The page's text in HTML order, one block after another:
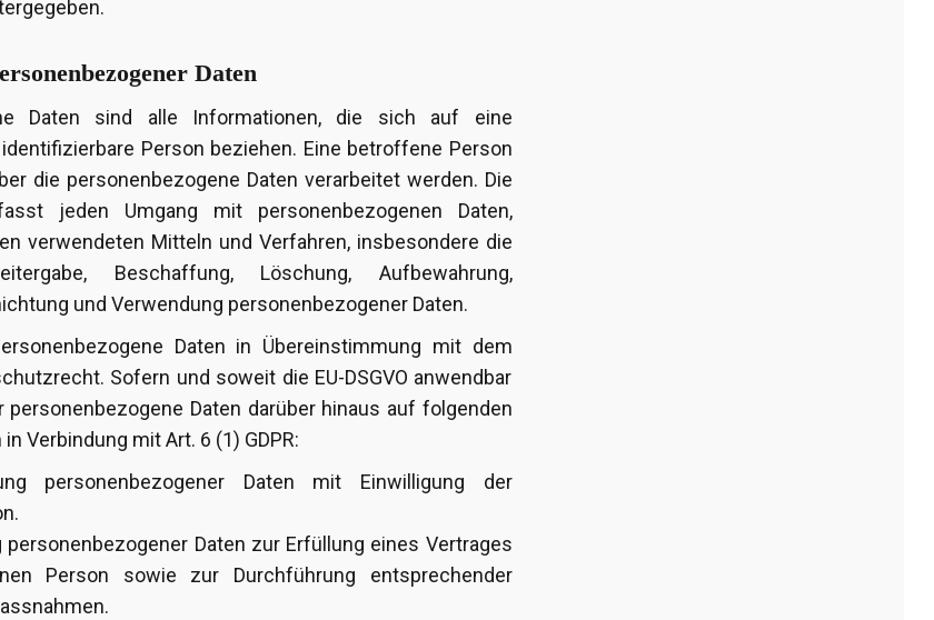
Daten
Daten sind alle Informationen, die sich auf eine
Person beziehen. Eine betroffene Person
die personenbezogene Daten verarbeitet werden. Die
jeden Umgang mit personenbezogenen Daten,
verwendeten Mitteln und Verfahren, insbesondere die
Beschaffung, Löschung, Aufbewahrung,
und Verwendung personenbezogener Daten.
Daten in Übereinstimmung mit dem
Sofern und soweit die EU-DSGVO anwendbar
personenbezogene Daten darüber hinaus auf folgenden
Verbindung mit Art. 6 (1) GDPR:
personenbezogener Daten mit Einwilligung der
personenbezogener Daten zur Erfüllung eines Vertrages
Person sowie zur Durchführung entsprechender